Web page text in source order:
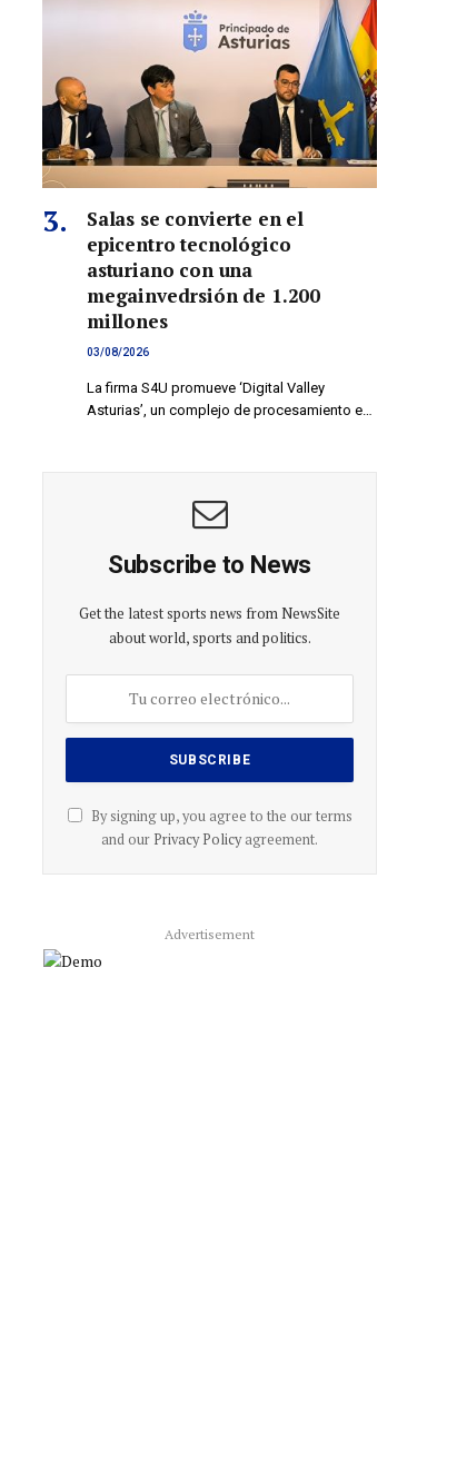
Salas se convierte en el
epicentro tecnológico
asturiano con una
megainvedrsión de 1.200
millones
03/08/2026
La firma S4U promueve ‘Digital Valley
Asturias’, un complejo de procesamiento e…
Subscribe to News
Get the latest sports news from NewsSite
about world, sports and politics.
By signing up, you agree to the our terms
and our Privacy Policyagreement.
Advertisement